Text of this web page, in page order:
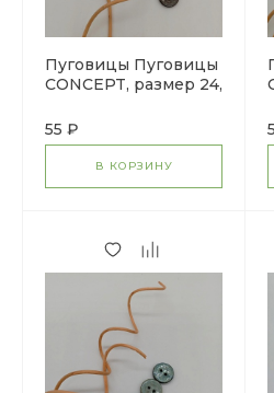
Пуговицы Пуговицы
CONCEPT, размер 24,
темно-серый
55 ₽
В КОРЗИНУ